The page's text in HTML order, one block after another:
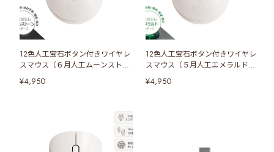
12色人工宝石ボタン付きワイヤレ
スマウス（６月人工ムーンストー
ンボタン）
¥4,950
12色人工宝石ボタン付きワイヤレ
スマウス（５月人工エメラルドボ
タン）
¥4,950